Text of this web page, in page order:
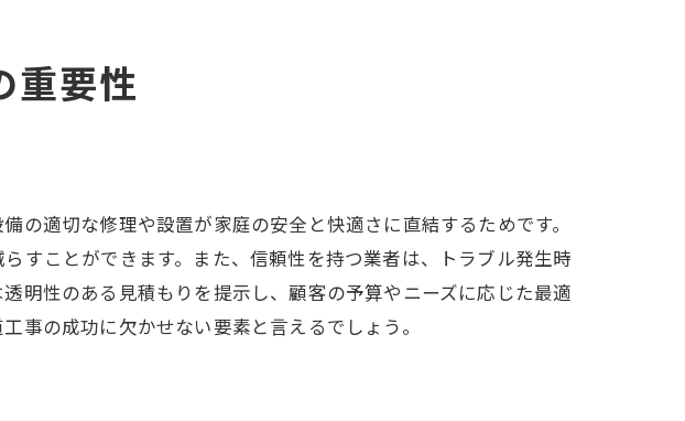
ュニケーション
方ガイド
の注意点
方
重要性
適切な修理や設置が家庭の安全と快適さに直結するためです。
すことができます。また、信頼性を持つ業者は、トラブル発生時
明性のある見積もりを提示し、顧客の予算やニーズに応じた最適
事の成功に欠かせない要素と言えるでしょう。